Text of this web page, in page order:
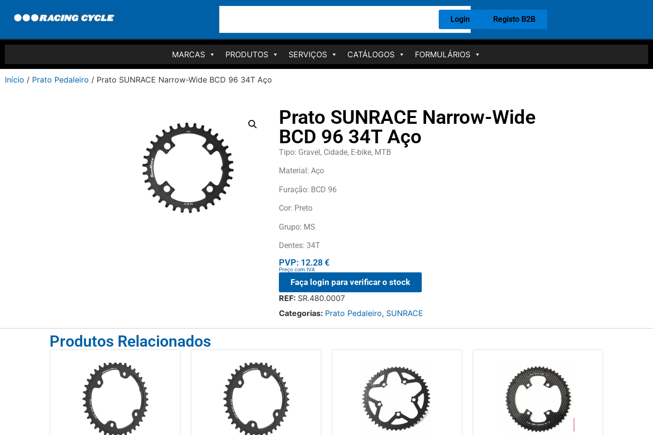
Login Registo B2B
MARCAS PRODUTOS SERVIÇOS CATÁLOGOS FORMULÁRIOS
Início / Prato Pedaleiro / Prato SUNRACE Narrow-Wide BCD 96 34T Aço
Prato SUNRACE Narrow-Wide
BCD 96 34T Aço
Tipo: Gravel, Cidade, E-bike, MTB
Material: Aço
Furação: BCD 96
Cor: Preto
Grupo: MS
Dentes: 34T
PVP: 12.28 €
Preço com IVA
Faça login para verificar o stock
REF: SR.480.0007
Categorias: Prato Pedaleiro, SUNRACE
Produtos Relacionados